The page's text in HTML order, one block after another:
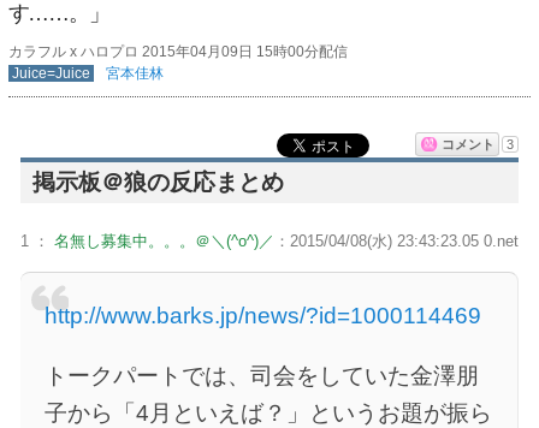
す……。」
カラフル x ハロプロ 2015年04月09日 15時00分配信
Juice=Juice
宮本佳林
コメント 3
掲示板＠狼の反応まとめ
1 ： 名無し募集中。。。＠＼(^o^)／ ：2015/04/08(水) 23:43:23.05 0.net
http://www.barks.jp/news/?id=1000114469
トークパートでは、司会をしていた金澤朋
子から「4月といえば？」というお題が振ら